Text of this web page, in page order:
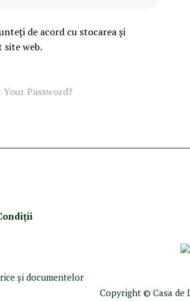
de acord cu stocarea și
site web.
Password?
şi documentelor
Copyright © Casa de